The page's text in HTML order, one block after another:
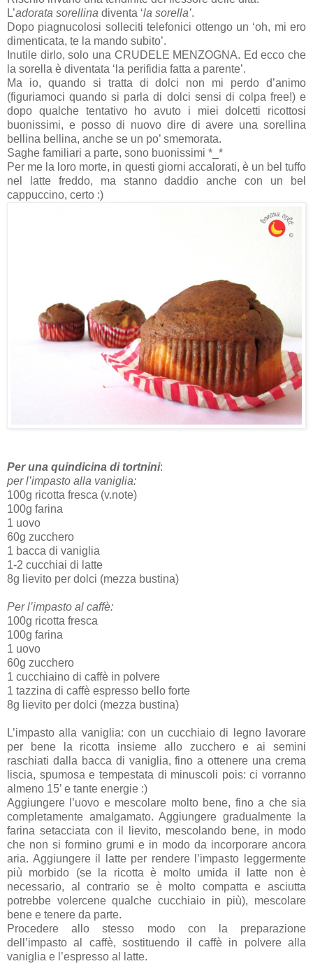
L’adorata sorellina diventa ‘la sorella’.
Dopo piagnucolosi solleciti telefonici ottengo un ‘oh, mi ero
dimenticata, te la mando subito’.
Inutile dirlo, solo una CRUDELE MENZOGNA. Ed ecco che
la sorella è diventata ‘la perifidia fatta a parente’.
Ma io, quando si tratta di dolci non mi perdo d’animo
(figuriamoci quando si parla di dolci sensi di colpa free!) e
dopo qualche tentativo ho avuto i miei dolcetti ricottosi
buonissimi, e posso di nuovo dire di avere una sorellina
bellina bellina, anche se un po’ smemorata.
Saghe familiari a parte, sono buonissimi *_*
Per me la loro morte, in questi giorni accalorati, è un bel tuffo
nel latte freddo, ma stanno daddio anche con un bel
cappuccino, certo :)
Per una quindicina di tortnini:
per l’impasto alla vaniglia:
100g ricotta fresca (v.note)
100g farina
1 uovo
60g zucchero
1 bacca di vaniglia
1-2 cucchiai di latte
8g lievito per dolci (mezza bustina)
Per l’impasto al caffè:
100g ricotta fresca
100g farina
1 uovo
60g zucchero
1 cucchiaino di caffè in polvere
1 tazzina di caffè espresso bello forte
8g lievito per dolci (mezza bustina)
L’impasto alla vaniglia: con un cucchiaio di legno lavorare
per bene la ricotta insieme allo zucchero e ai semini
raschiati dalla bacca di vaniglia, fino a ottenere una crema
liscia, spumosa e tempestata di minuscoli pois: ci vorranno
almeno 15’ e tante energie :)
Aggiungere l’uovo e mescolare molto bene, fino a che sia
completamente amalgamato. Aggiungere gradualmente la
farina setacciata con il lievito, mescolando bene, in modo
che non si formino grumi e in modo da incorporare ancora
aria. Aggiungere il latte per rendere l’impasto leggermente
più morbido (se la ricotta è molto umida il latte non è
necessario, al contrario se è molto compatta e asciutta
potrebbe volercene qualche cucchiaio in più), mescolare
bene e tenere da parte.
Procedere allo stesso modo con la preparazione
dell’impasto al caffè, sostituendo il caffè in polvere alla
vaniglia e l’espresso al latte.